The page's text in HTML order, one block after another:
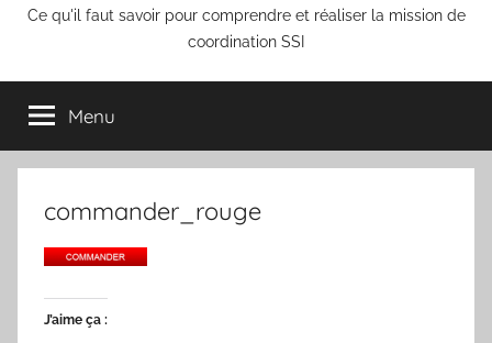
Ce qu'il faut savoir pour comprendre et réaliser la mission de
coordination SSI
Menu
commander_rouge
J’aime ça :